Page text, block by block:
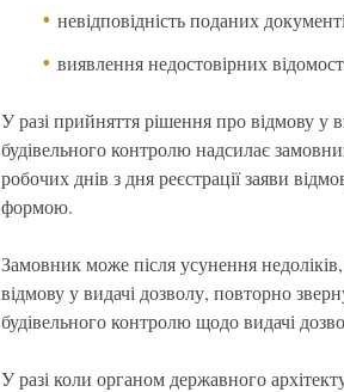
невідповідність поданих
виявлення недостовірних
У разі прийняття рішення про відмову у
будівельного контролю надсилає
робочих днів з дня реєстрації заяви
формою.
Замовник може після усунення
відмову у видачі дозволу, повторно
будівельного контролю щодо видачі
У разі коли органом державного